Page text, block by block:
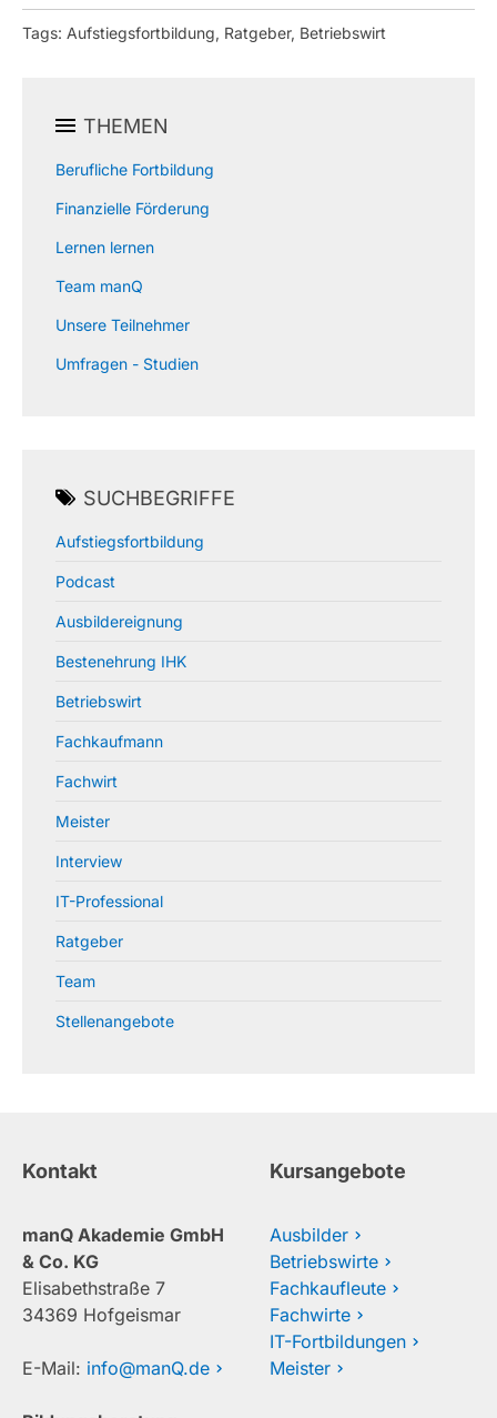
Tags: Aufstiegsfortbildung, Ratgeber, Betriebswirt
THEMEN
Berufliche Fortbildung
Finanzielle Förderung
Lernen lernen
Team manQ
Unsere Teilnehmer
Umfragen - Studien
SUCHBEGRIFFE
Aufstiegsfortbildung
Podcast
Ausbildereignung
Bestenehrung IHK
Betriebswirt
Fachkaufmann
Fachwirt
Meister
Interview
IT-Professional
Ratgeber
Team
Stellenangebote
Kontakt
manQ Akademie GmbH
& Co. KG
Elisabethstraße 7
34369 Hofgeismar
E-Mail: info@manQ.de
Kursangebote
Ausbilder
Betriebswirte
Fachkaufleute
Fachwirte
IT-Fortbildungen
Meister